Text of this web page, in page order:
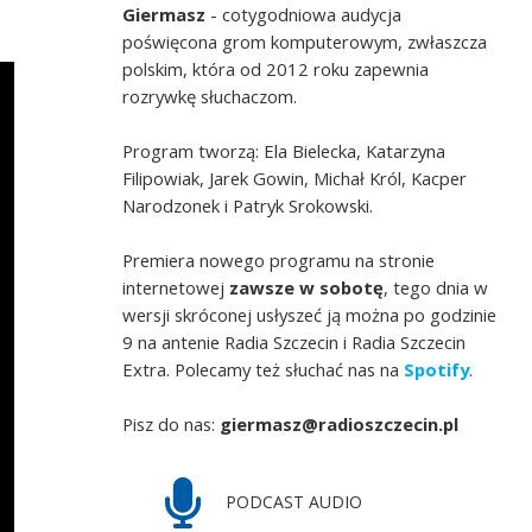
Giermasz - cotygodniowa audycja
poświęcona grom komputerowym, zwłaszcza
polskim, która od 2012 roku zapewnia
rozrywkę słuchaczom.
Program tworzą: Ela Bielecka, Katarzyna
Filipowiak, Jarek Gowin, Michał Król, Kacper
Narodzonek i Patryk Srokowski.
Premiera nowego programu na stronie
internetowej zawsze w sobotę, tego dnia w
wersji skróconej usłyszeć ją można po godzinie
9 na antenie Radia Szczecin i Radia Szczecin
Extra. Polecamy też słuchać nas na Spotify.
Pisz do nas: giermasz@radioszczecin.pl
PODCAST AUDIO